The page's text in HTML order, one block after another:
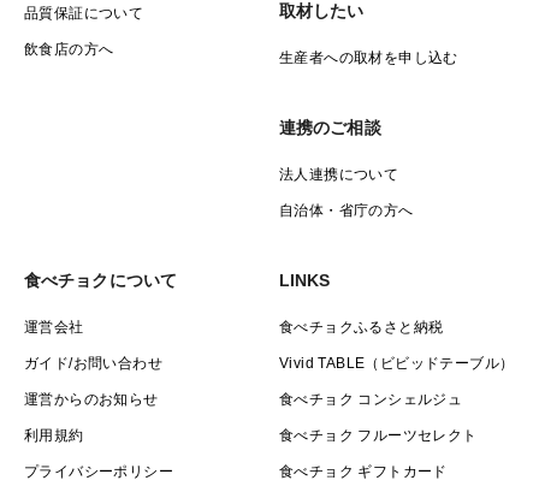
品質保証について
飲食店の方へ
取材したい
生産者への取材を申し込む
連携のご相談
法人連携について
自治体・省庁の方へ
食べチョクについて
運営会社
ガイド/お問い合わせ
運営からのお知らせ
利用規約
プライバシーポリシー
LINKS
食べチョクふるさと納税
Vivid TABLE（ビビッドテーブル）
食べチョク コンシェルジュ
食べチョク フルーツセレクト
食べチョク ギフトカード